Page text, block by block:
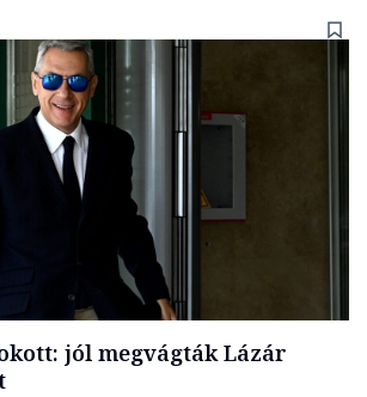
jól megvágták Lázár